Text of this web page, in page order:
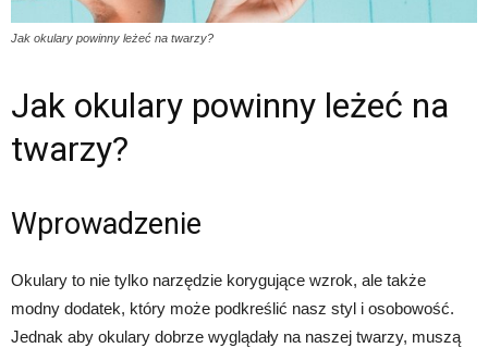
Jak okulary powinny leżeć na twarzy?
Jak okulary powinny leżeć na
twarzy?
Wprowadzenie
Okulary to nie tylko narzędzie korygujące wzrok, ale także
modny dodatek, który może podkreślić nasz styl i osobowość.
Jednak aby okulary dobrze wyglądały na naszej twarzy, muszą